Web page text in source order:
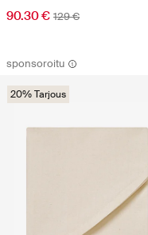
90.30 € 129 €
sponsoroitu
20% Tarjous